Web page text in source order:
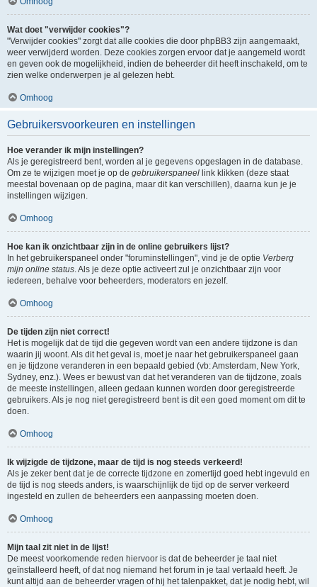
Wat doet "verwijder cookies"?
"Verwijder cookies" zorgt dat alle cookies die door phpBB3 zijn aangemaakt,
weer verwijderd worden. Deze cookies zorgen ervoor dat je aangemeld wordt
en geven ook de mogelijkheid, indien de beheerder dit heeft inschakeld, om te
zien welke onderwerpen je al gelezen hebt.
Omhoog
Gebruikersvoorkeuren en instellingen
Hoe verander ik mijn instellingen?
Als je geregistreerd bent, worden al je gegevens opgeslagen in de database.
Om ze te wijzigen moet je op de gebruikerspaneel link klikken (deze staat
meestal bovenaan op de pagina, maar dit kan verschillen), daarna kun je je
instellingen wijzigen.
Omhoog
Hoe kan ik onzichtbaar zijn in de online gebruikers lijst?
In het gebruikerspaneel onder "foruminstellingen", vind je de optie Verberg
mijn online status. Als je deze optie activeert zul je onzichtbaar zijn voor
iedereen, behalve voor beheerders, moderators en jezelf.
Omhoog
De tijden zijn niet correct!
Het is mogelijk dat de tijd die gegeven wordt van een andere tijdzone is dan
waarin jij woont. Als dit het geval is, moet je naar het gebruikerspaneel gaan
en je tijdzone veranderen in een bepaald gebied (vb: Amsterdam, New York,
Sydney, enz.). Wees er bewust van dat het veranderen van de tijdzone, zoals
de meeste instellingen, alleen gedaan kunnen worden door geregistreerde
gebruikers. Als je nog niet geregistreerd bent is dit een goed moment om dit te
doen.
Omhoog
Ik wijzigde de tijdzone, maar de tijd is nog steeds verkeerd!
Als je zeker bent dat je de correcte tijdzone en zomertijd goed hebt ingevuld en
de tijd is nog steeds anders, is waarschijnlijk de tijd op de server verkeerd
ingesteld en zullen de beheerders een aanpassing moeten doen.
Omhoog
Mijn taal zit niet in de lijst!
De meest voorkomende reden hiervoor is dat de beheerder je taal niet
geïnstalleerd heeft, of dat nog niemand het forum in je taal vertaald heeft. Je
kunt altijd aan de beheerder vragen of hij het talenpakket, dat je nodig hebt, wil